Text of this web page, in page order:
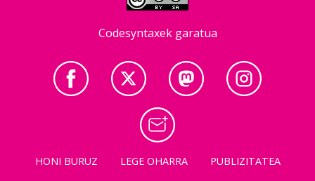
Codesyntaxek garatua
HONI BURUZ LEGE OHARRA PUBLIZITATEA